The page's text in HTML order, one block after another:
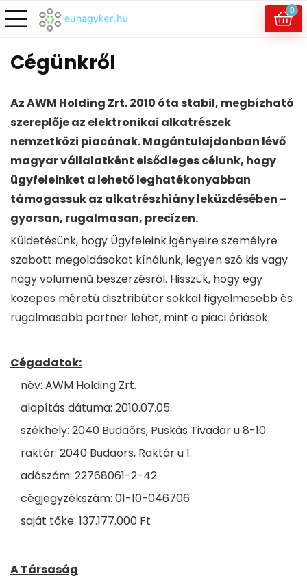
0
Cégünkről
Az AWM Holding Zrt. 2010 óta stabil, megbízható
szereplője az elektronikai alkatrészek
nemzetközi piacának. Magántulajdonban lévő
magyar vállalatként elsődleges célunk, hogy
ügyfeleinket a lehető leghatékonyabban
támogassuk az alkatrészhiány leküzdésében –
gyorsan, rugalmasan, precízen.
Küldetésünk, hogy Ügyfeleink igényeire személyre
szabott megoldásokat kínálunk, legyen szó kis vagy
nagy volumenű beszerzésről. Hisszük, hogy egy
közepes méretű disztribútor sokkal figyelmesebb és
rugalmasabb partner lehet, mint a piaci óriások.
Cégadatok:
név: AWM Holding Zrt.
alapítás dátuma: 2010.07.05.
székhely: 2040 Budaörs, Puskás Tivadar u 8-10.
raktár: 2040 Budaörs, Raktár u 1.
adószám: 22768061-2-42
cégjegyzékszám: 01-10-046706
saját tőke: 137.177.000 Ft
A Társaság